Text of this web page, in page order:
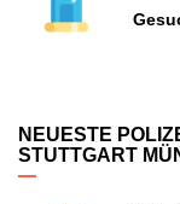
NEUESTE
STUTTGART